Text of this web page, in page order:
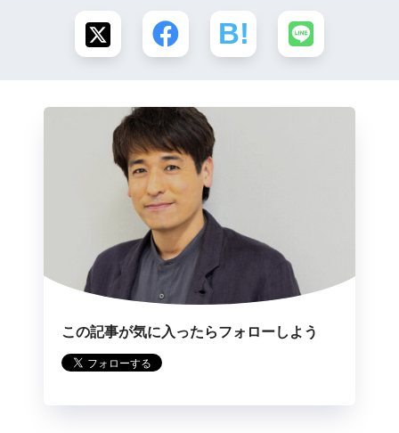
この記事が気に入ったらフォローしよう